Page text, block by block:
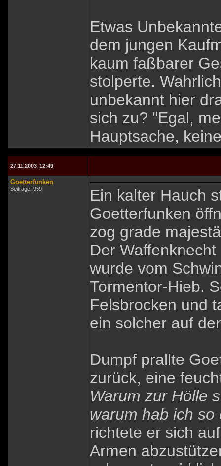
Etwas
dem jungen
kaum faßbarer
stolperte.
unbekannt hier
sich zu? "Egal,
Hauptsache,
27.11.2003, 12:49
Goetterfunken
Beiträge: 959
Ein kalter Hauch
Goetterfunken
zog grade
Der
wurde vom
Tormentor-Hieb.
Felsbrocken und
ein solcher auf
Dumpf prallte
zurück, eine
Warum zur Hölle
warum hab ich so
richtete er sich
Armen